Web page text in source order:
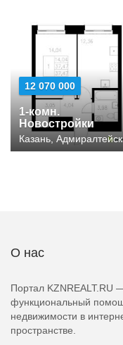
12 070 000
1-комн.
Новостройки
Казань,
О нас
Портал KZNREALT.RU
функциональный
недвижимости в
пространстве.